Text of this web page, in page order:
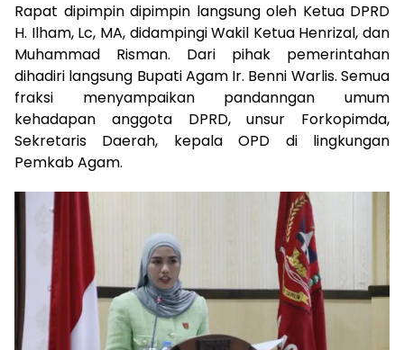
Rapat dipimpin dipimpin langsung oleh Ketua DPRD
H. Ilham, Lc, MA, didampingi Wakil Ketua Henrizal, dan
Muhammad Risman. Dari pihak pemerintahan
dihadiri langsung Bupati Agam Ir. Benni Warlis. Semua
fraksi menyampaikan pandanngan umum
kehadapan anggota DPRD, unsur Forkopimda,
Sekretaris Daerah, kepala OPD di lingkungan
Pemkab Agam.